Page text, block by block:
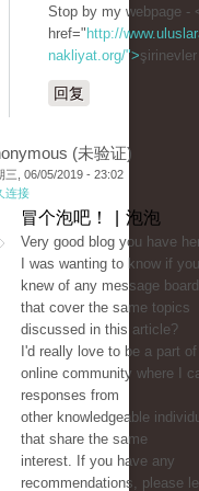
Stop by my webpage -
href=" http://
nakliyat.org/">
回复
(未验证)
三, 06/05/2019 - 23:02
连接
冒个泡吧！ | 泡泡
Very good blog you have
I was wanting to know if you
knew of any message
that cover the same topics
discussed in this article?
I'd really love to be a part of
online community where I
responses from
other knowledgeable
that share the same
interest. If you have any
recommendations, please